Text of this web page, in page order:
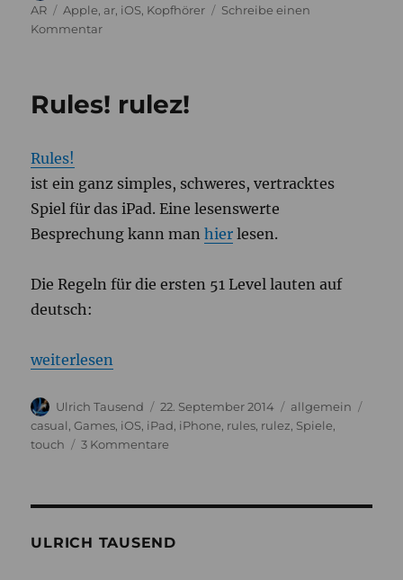
am
AR
Schlagwörter
Apple ar iOS Kopfhörer
Schreibe einen
Kommentarzu
da.
Rules! rulez!
Rules!
ist ein ganz simples, schweres, vertracktes
Spiel für das iPad. Eine lesenswerte
Besprechung kann manhier lesen.
Die Regeln für die ersten 51 Level lauten auf
deutsch:
„Rules! rulez!“
weiterlesen
Autor
Ulrich Tausend
Veröffentlicht
am
22. September 2014 Kategorien
allgemein
casual,Games, iOS, iPad, iPhone, rules, rulez, Spiele,
touch
3 Kommentare
ULRICH TAUSEND